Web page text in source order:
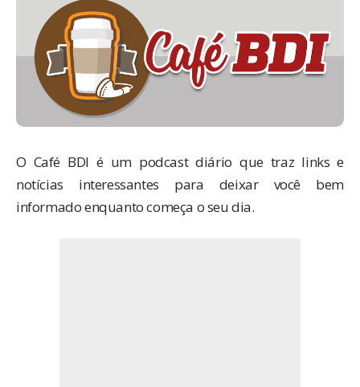
O Café BDI é um podcast diário que traz links e
notícias interessantes para deixar você bem
informado enquanto começa o seu dia.